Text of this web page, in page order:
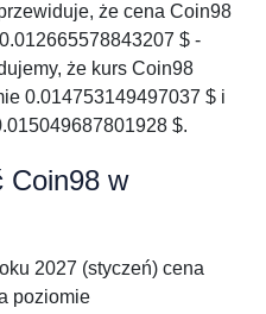
że cena Coin98
$ -
że kurs Coin98
0.014753149497037 $ i
$.
Coin98 w
2027 (styczeń) cena
poziomie